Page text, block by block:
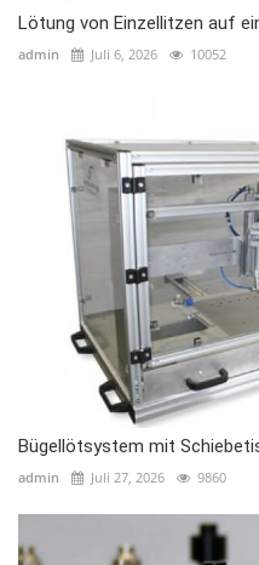
Lötung von Einzellitzen auf
admin Juli 6, 2026 10052
Bügellötsystem mit
admin Juli 27, 2026 9860